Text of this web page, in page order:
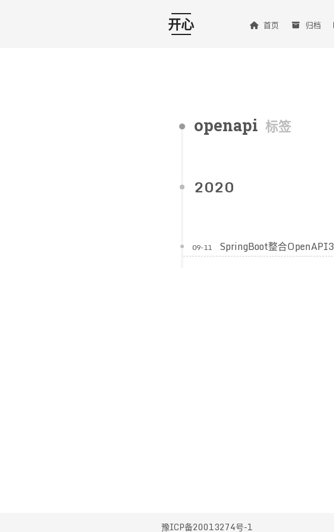
开心 首页 归档
openapi 标签
2020
09-11 SpringBoot整合OpenAPI3
豫ICP备20013274号-1